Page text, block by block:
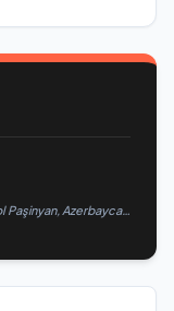
Paşinyan, Azerbaycan